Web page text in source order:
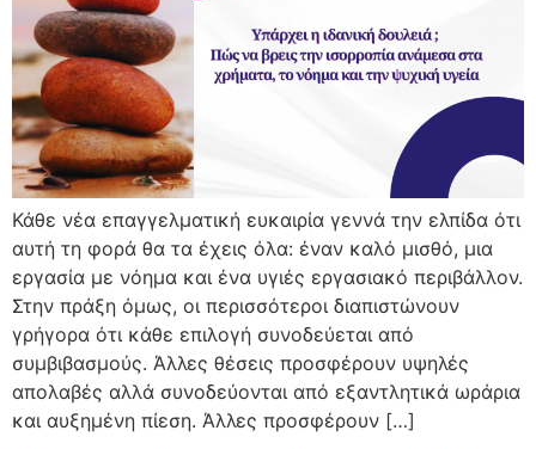
Κάθε νέα επαγγελματική ευκαιρία γεννά την ελπίδα ότι
αυτή τη φορά θα τα έχεις όλα: έναν καλό μισθό, μια
εργασία με νόημα και ένα υγιές εργασιακό περιβάλλον.
Στην πράξη όμως, οι περισσότεροι διαπιστώνουν
γρήγορα ότι κάθε επιλογή συνοδεύεται από
συμβιβασμούς. Άλλες θέσεις προσφέρουν υψηλές
απολαβές αλλά συνοδεύονται από εξαντλητικά ωράρια
και αυξημένη πίεση. Άλλες προσφέρουν […]